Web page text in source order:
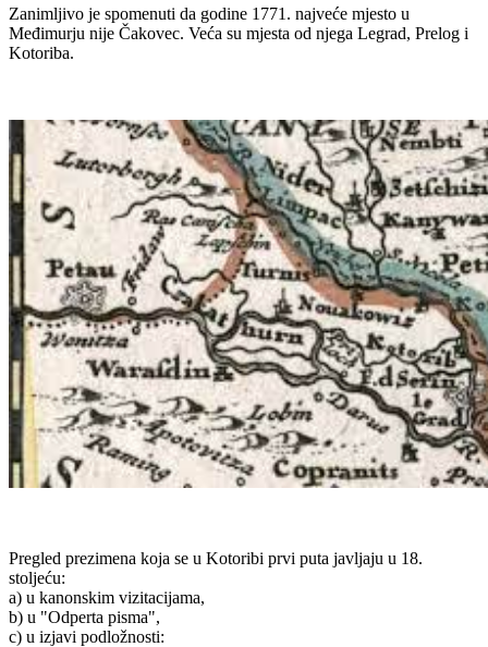
Zanimljivo je spomenuti da godine 1771. najveće mjesto u
Međimurju nije Čakovec. Veća su mjesta od njega Legrad, Prelog i
Kotoriba.
Pregled prezimena koja se u Kotoribi prvi puta javljaju u 18.
stoljeću:
a) u kanonskim vizitacijama,
b) u "Odperta pisma",
c) u izjavi podložnosti: